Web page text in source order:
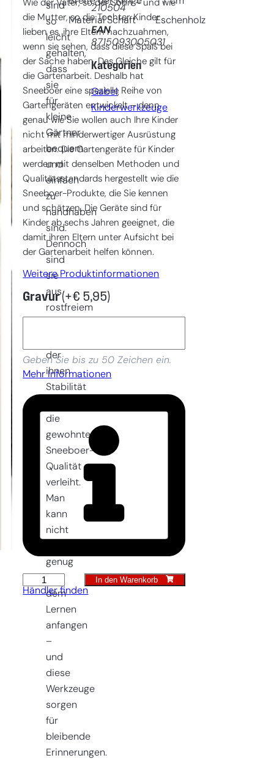
Wie der Vater, so der Sohn – und wie
die Mutter, so die Tochter. Kinder
lieben es, ihre Eltern nachzuahmen,
wenn sie sehen, dass diese Spaß bei
der Sache haben. Das Gleiche gilt für
die Gartenarbeit. Deshalb hat
Sneeboer eine spezielle Reihe von
Gartengeräten entwickelt – denn
genau wie Sie wollen auch Ihre Kinder
nicht mit minderwertiger Ausrüstung
arbeiten. Die Gartengeräte für Kinder
werden mit denselben Methoden und
Qualitätsstandards hergestellt wie die
Sneeboer-Produkte, die Sie kennen
und schätzen. Die Geräte sind für
Kinder ab sechs Jahren geeignet, die
damit ihren Eltern unter Aufsicht bei
der Gartenarbeit helfen können.
Weitere Produktinformationen
Gravur(+€ 5,95)
Geben Sie bis zu 50 Zeichen ein.
Mehr Informationen
Kinderkombihacke
Menge
In den Warenkorb
Händler finden
sind
so
leicht
gehalten,
dass
sie
für
kleine
Gärtner
bequem
und
einfach
zu
handhaben
sind.
Dennoch
sind
sie
aus
rostfreiem
der
ihnen
Stabilität
die
gewohnte
Sneeboer-
Qualität
verleiht.
Man
kann
nicht
genug
dem
Lernen
anfangen
–
und
diese
Werkzeuge
sorgen
für
bleibende
Erinnerungen.
Material Schaft Eschenholz
210504
EAN
8715093005031
Kategorien
Gabel ,
Kinderwerkzeuge